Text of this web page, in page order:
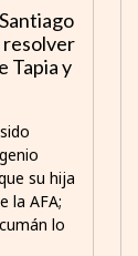
resolver
Tapia y
su hija
la AFA;
lo